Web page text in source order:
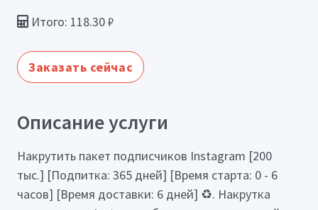
Итого: 118.30₽
Заказать сейчас
Описание услуги
Накрутить пакет подписчиков Instagram [200
тыс.] [Подпитка: 365 дней] [Время старта: 0 - 6
часов] [Время доставки: 6 дней] ♻️. Накрутка